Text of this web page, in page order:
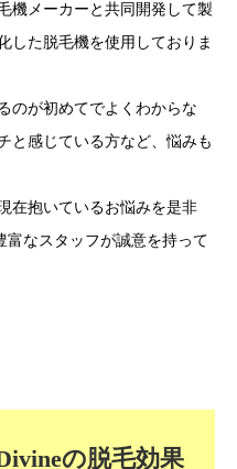
機メーカーと共同開発して製
した脱毛機を使用しておりま
のが初めてでよくわからな
と感じている方など、悩みも
在抱いているお悩みを是非
富なスタッフが誠意を持って
の脱毛効果